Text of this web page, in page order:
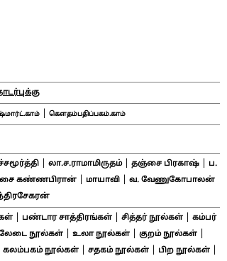
| கௌதம்பதிப்பகம்.காம்
லா.ச.ராமாமிருதம்| தஞ்சை பிரகாஷ்
ப.
கண்ணபிரான்| மாயாவி| வ. வேணுகோபாலன்
| பண்டார சாத்திரங்கள்| சித்தர் நூல்கள்| கம்பர்
நூல்கள்| உலா நூல்கள்| குறம் நூல்கள்|
கலம்பகம் நூல்கள்| சதகம் நூல்கள்| பிற நூல்கள்|